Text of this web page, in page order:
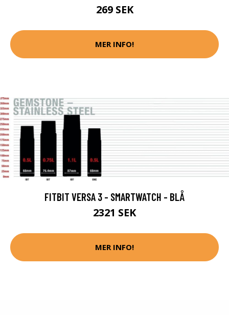
269 SEK
MER INFO!
FITBIT VERSA 3 - SMARTWATCH - BLÅ
2321 SEK
MER INFO!